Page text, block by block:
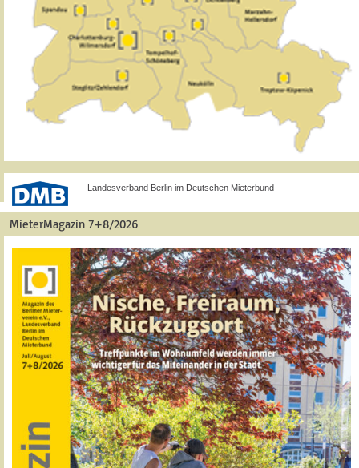
Landesverband Berlin im Deutschen Mieterbund
MieterMagazin 7+8/2026